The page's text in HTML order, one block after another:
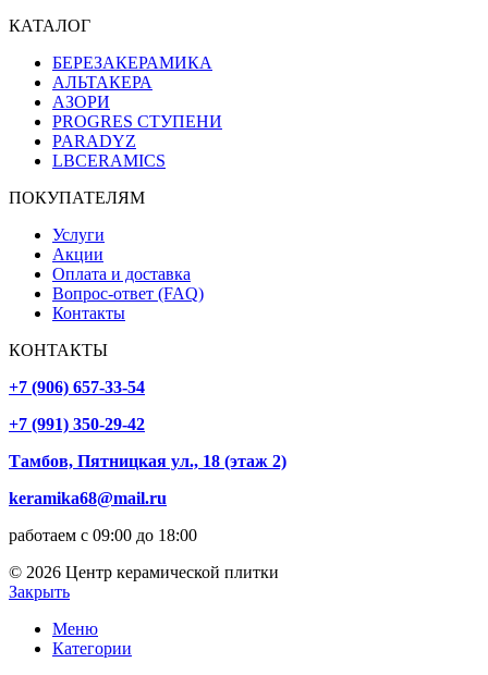
КАТАЛОГ
БЕРЕЗАКЕРАМИКА
АЛЬТАКЕРА
АЗОРИ
PROGRES СТУПЕНИ
PARADYZ
LBCERAMICS
ПОКУПАТЕЛЯМ
Услуги
Акции
Оплата и доставка
Вопрос-ответ (FAQ)
Контакты
КОНТАКТЫ
+7 (906) 657-33-54
+7 (991) 350-29-42
Тамбов, Пятницкая ул., 18 (этаж 2)
keramika68@mail.ru
работаем с 09:00 до 18:00
© 2026 Центр керамической плитки
Закрыть
Меню
Категории